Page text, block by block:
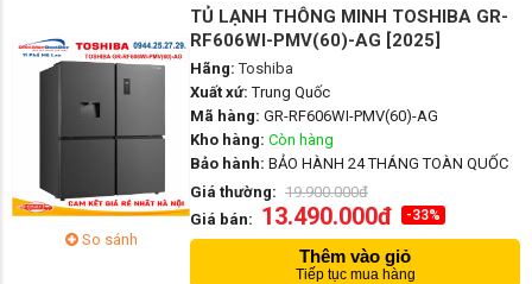
So sánh
TỦ LẠNH THÔNG MINH TOSHIBA GR-
RF606WI-PMV(60)-AG [2025]
Hãng: Toshiba
Xuất xứ: Trung Quốc
Mã hàng: GR-RF606WI-PMV(60)-AG
Kho hàng: Còn hàng
Bảo hành: BẢO HÀNH 24 THÁNG TOÀN QUỐC
Giá thường: 19.900.000đ
Giá bán: 13.490.000đ -33%
Thêm vào giỏ
Tiếp tục mua hàng